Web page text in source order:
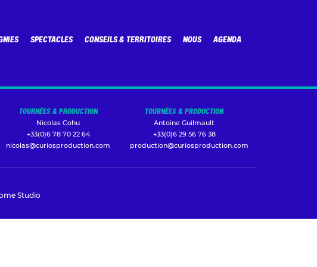
SPECTACLES CONSEILS & TERRITOIRES NOUS AGENDA
TOURNÉES & PRODUCTION
Nicolas Cohu
+33(0)6 78 70 22 64
nicolas@curiosproduction.com
TOURNÉES & PRODUCTION
Antoine Guilmault
+33(0)6 29 56 76 38
production@curiosproduction.com
Studio